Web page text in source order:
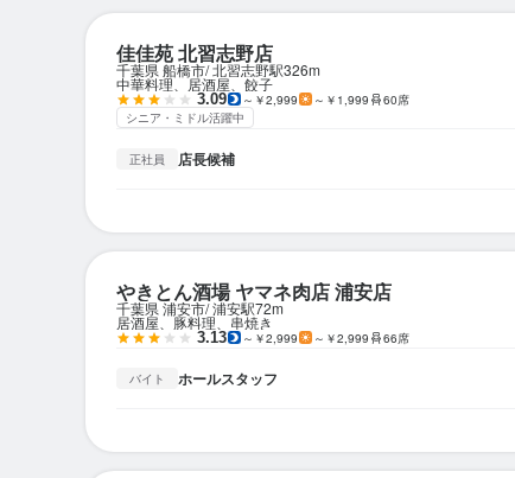
佳佳苑 北習志野店
千葉県 船橋市 北習志野駅326m
中華料理、居酒屋、餃子
3.09 ～￥2,999 ～￥1,999
60席
シニア・ミドル活躍中
正社員 店長候補
やきとん酒場 ヤマネ肉店 浦安店
千葉県 浦安市 浦安駅72m
居酒屋、豚料理、串焼き
3.13 ～￥2,999 ～￥2,999 66席
バイト ホールスタッフ